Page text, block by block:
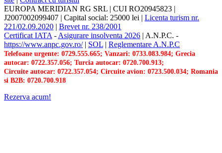
EUROPA MERIDIAN RG SRL | CUI RO20945823 |
J2007002099407 | Capital social: 25000 lei | Licenta turism nr.
221/02.09.2020 | Brevet nr. 238/2001
Certificat IATA-Asigurare insolventa 2026 | A.N.P.C. -
https://www.anpc.gov.ro/| SOL | Reglementare A.N.P.C
Telefoane urgente: 0729.555.665; Vanzari: 0733.083.984; Grecia
autocar: 0722.357.056; Turcia autocar: 0720.700.913;
Circuite autocar: 0722.357.054; Circuite avion: 0723.500.034; Romania
si B2B: 0720.700.918
Rezerva acum!